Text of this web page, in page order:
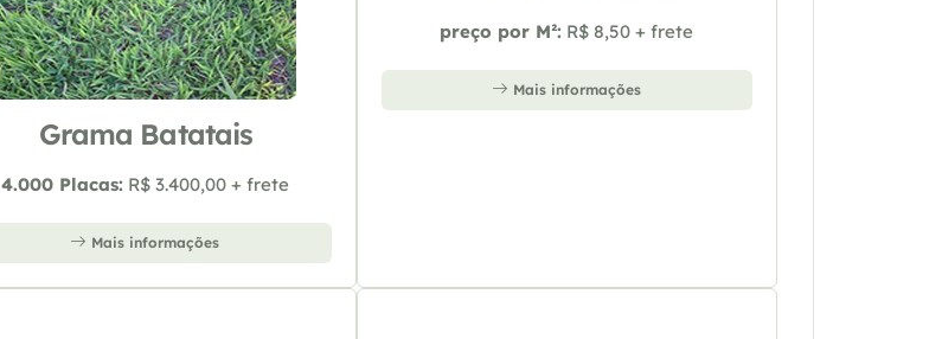
Grama Batatais
4.000 Placas: R$ 3.400,00 + frete
Mais informações
preço por M²: R$ 8,50 + frete
Mais informações